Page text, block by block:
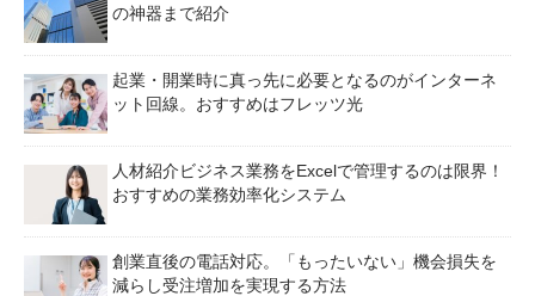
の神器まで紹介
起業・開業時に真っ先に必要となるのがインターネ
ット回線。おすすめはフレッツ光
人材紹介ビジネス業務をExcelで管理するのは限界！
おすすめの業務効率化システム
創業直後の電話対応。「もったいない」機会損失を
減らし受注増加を実現する方法